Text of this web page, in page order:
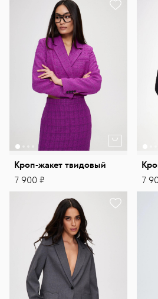
Кроп-жакет твидовый
7 900 ₽
7